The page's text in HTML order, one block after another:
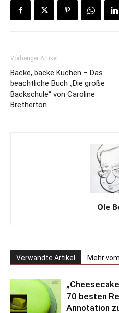
Vorheriger Artikel
Backe, backe Kuchen – Das
beachtliche Buch „Die große
Backschule“ von Caroline
Bretherton
Ole
Verwandte Artikel Mehr
70 besten
Annotation